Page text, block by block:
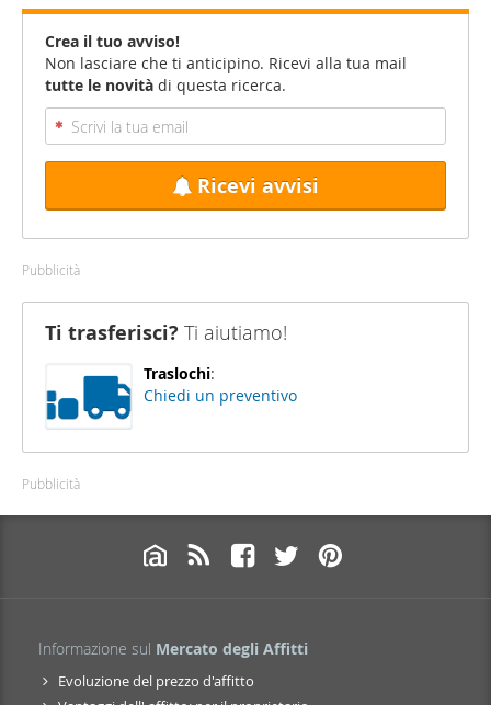
Crea il tuo avviso!
Non lasciare che ti anticipino. Ricevi alla tua mail
tutte le novità di questa ricerca.
Ricevi avvisi
Pubblicità
Ti trasferisci? Ti aiutiamo!
Traslochi:
Chiedi un preventivo
Pubblicità
Informazione sul Mercato degli Affitti
Evoluzione del prezzo d'affitto